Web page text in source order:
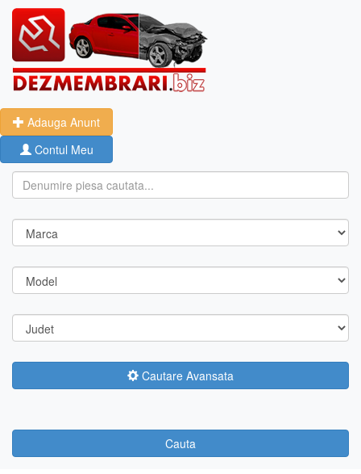
Adauga Anunt
Contul Meu
Cautare Avansata
Cauta